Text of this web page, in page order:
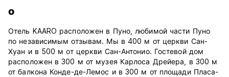
о
Отель KAARO расположен в Пуно, любимой части Пуно
по независимым отзывам. Мы в 400 м от церкви Сан-
Хуан и в 500 м от церкви Сан-Антонио. Гостевой дом
расположен в 300 м от музея Карлоса Дрейера, в 300 м
от балкона Конде-де-Лемос и в 300 м от площади Пласа-